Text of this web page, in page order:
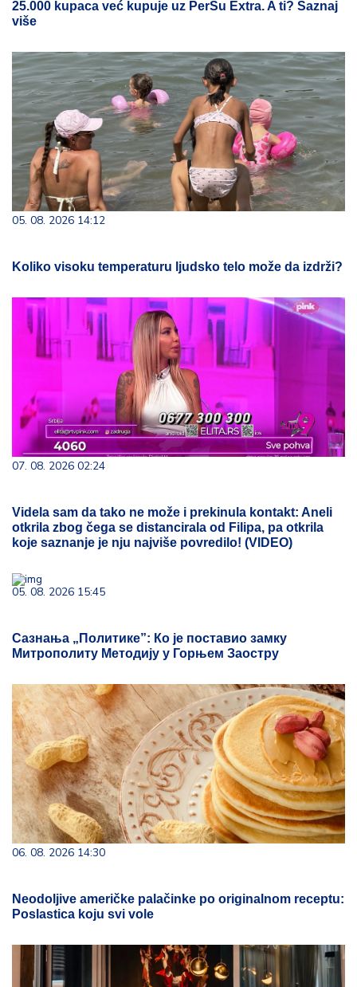
25.000 kupaca već kupuje uz PerSu Extra. A ti? Saznaj
više
05. 08. 2026 14:12
Koliko visoku temperaturu ljudsko telo može da izdrži?
07. 08. 2026 02:24
Videla sam da tako ne može i prekinula kontakt: Aneli
otkrila zbog čega se distancirala od Filipa, pa otkrila
koje saznanje je nju najviše povredilo! (VIDEO)
05. 08. 2026 15:45
Сазнања „Политике”: Ко је поставио замку
Митрополиту Методију у Горњем Заостру
06. 08. 2026 14:30
Neodoljive američke palačinke po originalnom receptu:
Poslastica koju svi vole